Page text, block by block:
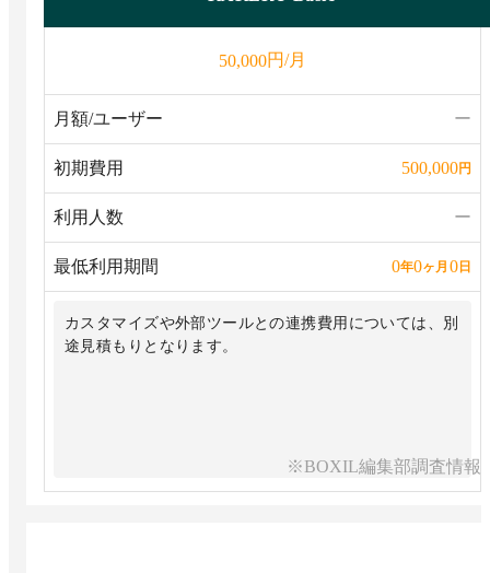
50,000円/月
月額/ユーザー ー
初期費用 500,000円
利用人数 ー
最低利用期間 0年0ヶ月 0日
カスタマイズや外部ツールとの連携費用については、別
途見積もりとなります。
※BOXIL編集部調査情報